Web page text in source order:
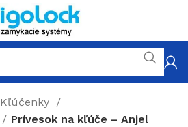
Kľúčenky
Prívesok na kľúče – Anjel